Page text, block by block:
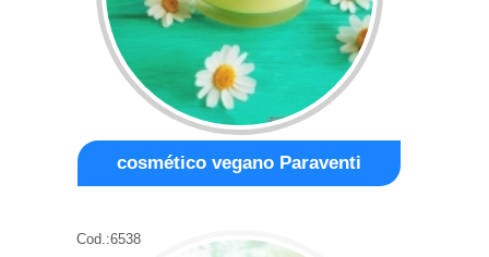
cosmético vegano Paraventi
Cod.:6538